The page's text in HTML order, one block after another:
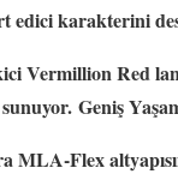
edici karakterini
Vermillion Red
Geniş
MLA-Flex